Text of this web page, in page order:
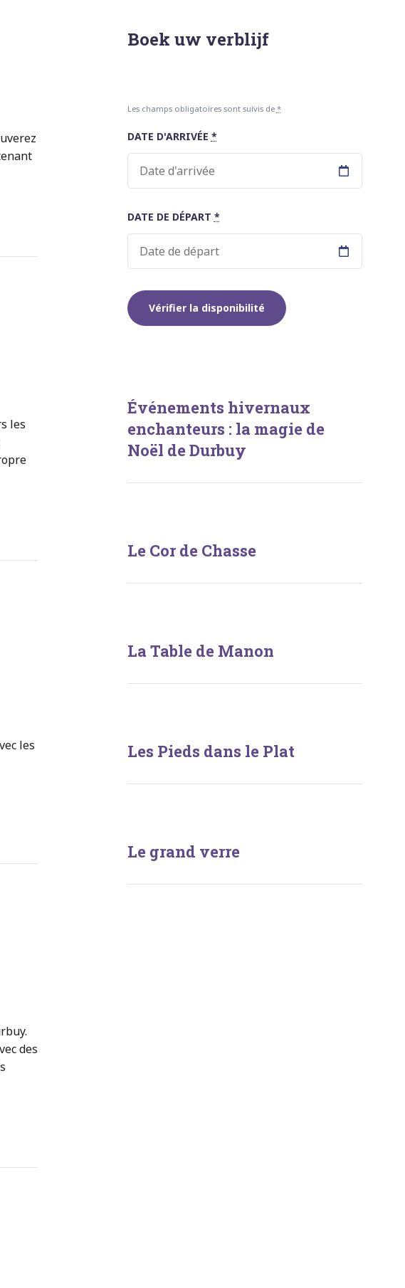
les
les
des
Boek uw verblijf
Les champs obligatoires sont suivis de *
DATE D'ARRIVÉE *
DATE DE DÉPART *
Événements hivernaux
enchanteurs : la magie de
Noël de Durbuy
Le Cor de Chasse
La Table de Manon
Les Pieds dans le Plat
Le grand verre